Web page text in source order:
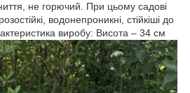
не горючий. При цьому садові
водонепроникні, стійкіші до
виробу: Висота – 34 см